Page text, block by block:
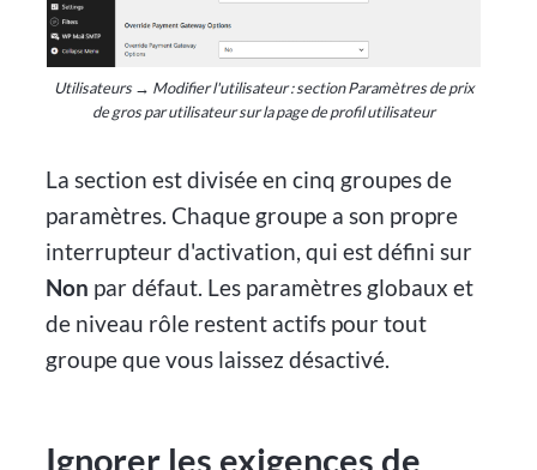
Utilisateurs → Modifier l'utilisateur : section Paramètres de prix
de gros par utilisateur sur la page de profil utilisateur
La section est divisée en cinq groupes de
paramètres. Chaque groupe a son propre
interrupteur d'activation, qui est défini sur
Non par défaut. Les paramètres globaux et
de niveau rôle restent actifs pour tout
groupe que vous laissez désactivé.
Ignorer les exigences de